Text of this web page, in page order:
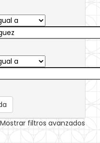
Mostrar filtros avanzados